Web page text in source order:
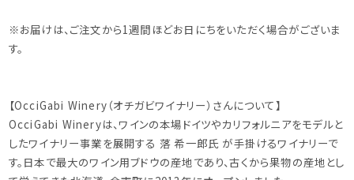
※お届けは、ご注文から1週間ほどお日にちをいただく場合がございま
す。
【OcciGabi Winery（オチガビワイナリー）さんについて】
OcciGabi Wineryは、ワインの本場ドイツやカリフォルニアをモデルと
したワイナリー事業を展開する 落 希一郎氏 が手掛けるワイナリーで
す。日本で最大のワイン用ブドウの産地であり、古くから果物の産地とし